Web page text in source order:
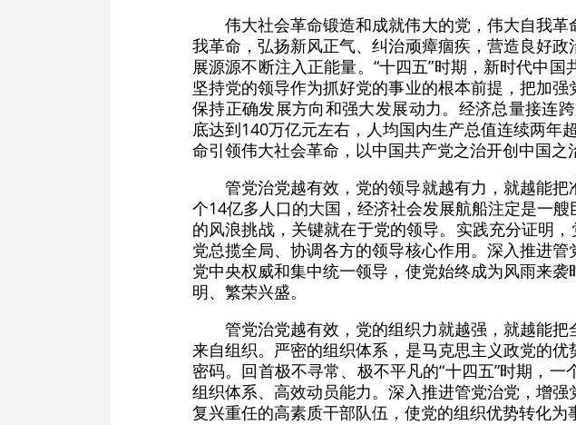
伟大社会革命锻造和成就伟大的党，伟大自我
我革命，弘扬新风正气、纠治顽瘴痼疾，营造良好
展源源不断注入正能量。“十四五”时期，新时代中
坚持党的领导作为抓好党的事业的根本前提，把加
保持正确发展方向和强大发展动力。经济总量接连
底达到140万亿元左右，人均国内生产总值连续两
命引领伟大社会革命，以中国共产党之治开创中国之
管党治党越有效，党的领导就越有力，就越能
个14亿多人口的大国，经济社会发展航船注定是一
的风浪挑战，关键就在于党的领导。实践充分证明
党总揽全局、协调各方的领导核心作用。深入推进
党中央权威和集中统一领导，使党始终成为风雨来
明、繁荣兴盛。
管党治党越有效，党的组织力就越强，就越能
来自组织。严密的组织体系，是马克思主义政党的
密码。回首极不寻常、极不平凡的“十四五”时期，
组织体系、高效动员能力。深入推进管党治党，增
复兴重任的高素质干部队伍，使党的组织优势转化为